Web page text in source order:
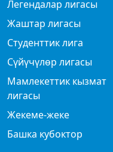
Легендалар лигасы
Жаштар лигасы
Студенттик лига
Сүйүчүлөр лигасы
Мамлекеттик кызмат
лигасы
Жекеме-жеке
Башка кубоктор